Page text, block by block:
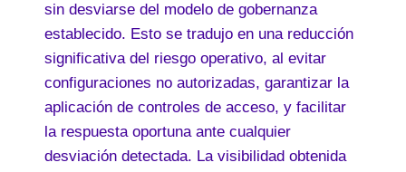
sin desviarse del modelo de gobernanza
establecido. Esto se tradujo en una reducción
significativa del riesgo operativo, al evitar
configuraciones no autorizadas, garantizar la
aplicación de controles de acceso, y facilitar
la respuesta oportuna ante cualquier
desviación detectada. La visibilidad obtenida